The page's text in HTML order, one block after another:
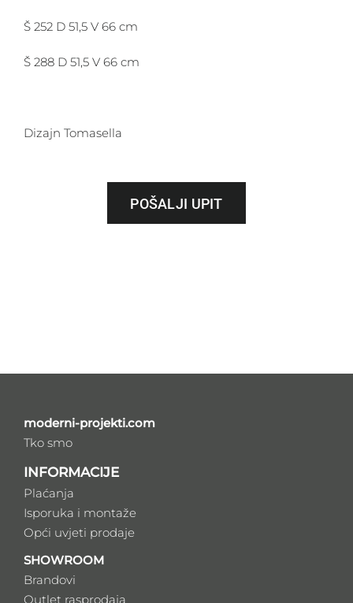
Š 252 D 51,5 V 66 cm
Š 288 D 51,5 V 66 cm
Dizajn Tomasella
POŠALJI UPIT
moderni-projekti.com
Tko smo
INFORMACIJE
Plaćanja
Isporuka i montaže
Opći uvjeti prodaje
SHOWROOM
Brandovi
Outlet rasprodaja